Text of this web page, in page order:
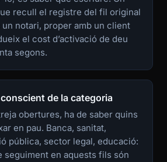
recull el registre del fil original
un notari, proper amb un client
el cost d’activació de deu
segons.
de la categoria
obertures, ha de saber quins
en pau. Banca, sanitat,
pública, sector legal, educació:
seguiment en aquests fils són